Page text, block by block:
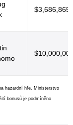
$3,686,865
hazardní hře. Ministerstvo
bonusů je podmíněno